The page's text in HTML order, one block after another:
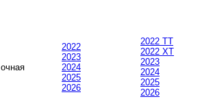
очная
2022
2023
2024
2025
2026
2022 ТТ
2022 ХТ
2023
2024
2025
2026